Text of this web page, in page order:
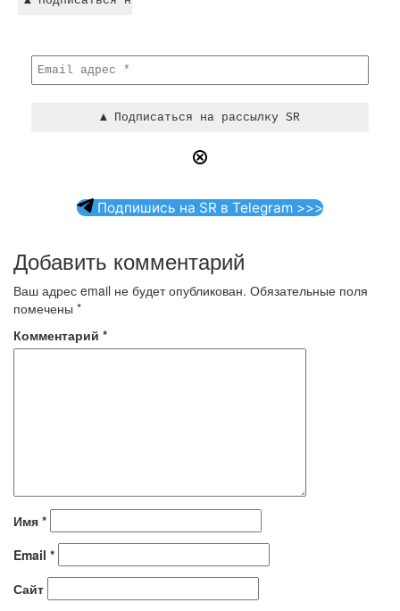
Подпишись на SR в Telegram >>>
Добавить комментарий
Ваш адрес email не будет опубликован. Обязательные поля
помечены *
Комментарий *
Имя *
Email *
Сайт